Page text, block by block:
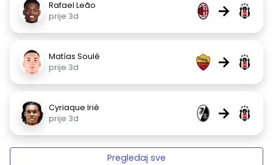
Rafael Leão
prije 3d
→
Matías Soulé
prije 3d
→
Cyriaque Irié
prije 3d
→
Pregledaj sve